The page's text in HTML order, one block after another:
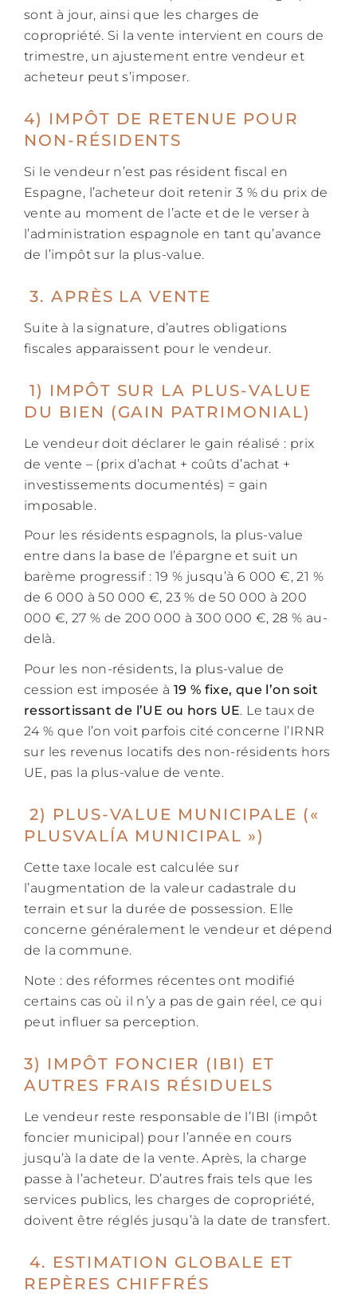
sont à jour, ainsi que les charges de
copropriété. Si la vente intervient en cours de
trimestre, un ajustement entre vendeur et
acheteur peut s’imposer.
4) IMPÔT DE RETENUE POUR
NON-RÉSIDENTS
Si le vendeur n’est pas résident fiscal en
Espagne, l’acheteur doit retenir 3 % du prix de
vente au moment de l’acte et de le verser à
l’administration espagnole en tant qu’avance
de l’impôt sur la plus-value.
3. APRÈS LA VENTE
Suite à la signature, d’autres obligations
fiscales apparaissent pour le vendeur.
1) IMPÔT SUR LA PLUS-VALUE
DU BIEN (GAIN PATRIMONIAL)
Le vendeur doit déclarer le gain réalisé : prix
de vente – (prix d’achat + coûts d’achat +
investissements documentés) = gain
imposable.
Pour les résidents espagnols, la plus-value
entre dans la base de l’épargne et suit un
barème progressif : 19 % jusqu’à 6 000 €, 21 %
de 6 000 à 50 000 €, 23 % de 50 000 à 200
000 €, 27 % de 200 000 à 300 000 €, 28 % au-
delà.
Pour les non-résidents, la plus-value de
cession est imposée à 19 % fixe, que l’on soit
ressortissant de l’UE ou hors UE. Le taux de
24 % que l’on voit parfois cité concerne l’IRNR
sur les revenus locatifs des non-résidents hors
UE, pas la plus-value de vente.
2) PLUS-VALUE MUNICIPALE («
PLUSVALÍA MUNICIPAL »)
Cette taxe locale est calculée sur
l’augmentation de la valeur cadastrale du
terrain et sur la durée de possession. Elle
concerne généralement le vendeur et dépend
de la commune.
Note : des réformes récentes ont modifié
certains cas où il n’y a pas de gain réel, ce qui
peut influer sa perception.
3) IMPÔT FONCIER (IBI) ET
AUTRES FRAIS RÉSIDUELS
Le vendeur reste responsable de l’IBI (impôt
foncier municipal) pour l’année en cours
jusqu’à la date de la vente. Après, la charge
passe à l’acheteur. D’autres frais tels que les
services publics, les charges de copropriété,
doivent être réglés jusqu’à la date de transfert.
4. ESTIMATION GLOBALE ET
REPÈRES CHIFFRÉS